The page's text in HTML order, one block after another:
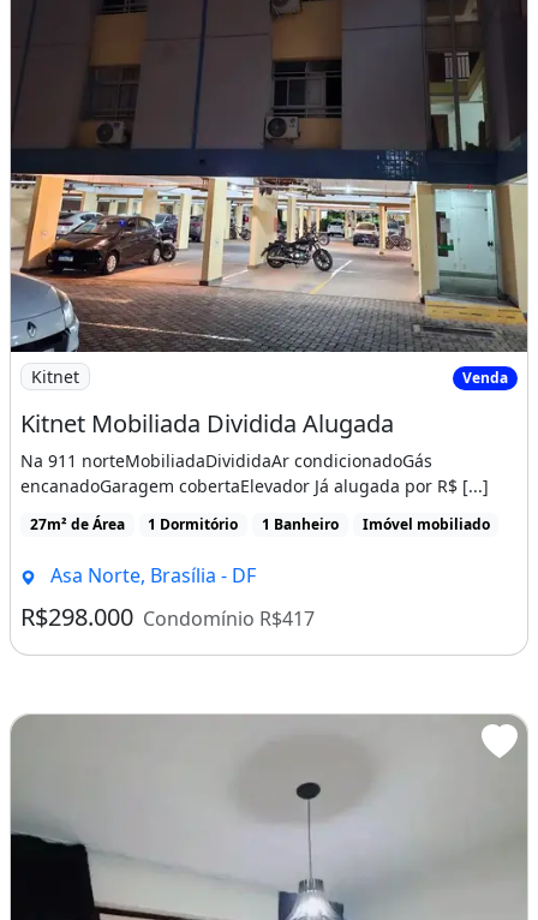
Imagem: Kitnet Mobiliada Dividida Alugada
Kitnet Venda
Kitnet Mobiliada Dividida Alugada
Na 911 norteMobiliadaDivididaAr condicionadoGás
encanadoGaragem cobertaElevador Já alugada por R$ [...]
27m² de Área 1 Dormitório 1 Banheiro Imóvel mobiliado
Asa Norte, Brasília - DF
R$298.000 Condomínio R$417